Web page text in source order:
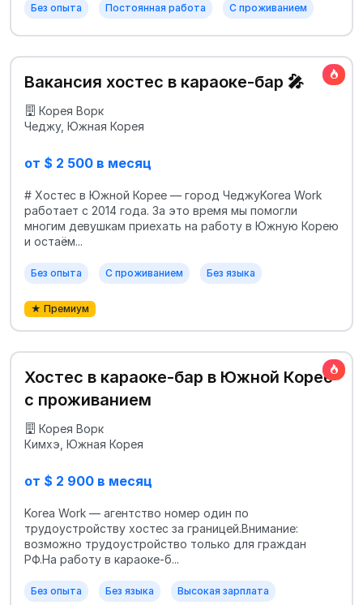
Без опыта Постоянная работа С проживанием
Вакансия хостес в караоке-бар 🎤
Корея Ворк
Чеджу, Южная Корея
от $ 2 500 в месяц
# Хостес в Южной Корее — город ЧеджуKorea Work
работает с 2014 года. За это время мы помогли
многим девушкам приехать на работу в Южную Корею
и остаём...
Без опыта С проживанием Без языка
★ Премиум
Хостес в караоке-бар в Южной Корее
с проживанием
Корея Ворк
Кимхэ, Южная Корея
от $ 2 900 в месяц
Korea Work — агентство номер один по
трудоустройству хостес за границей.Внимание:
возможно трудоустройство только для граждан
РФ.На работу в караоке-б...
Без опыта Без языка Высокая зарплата